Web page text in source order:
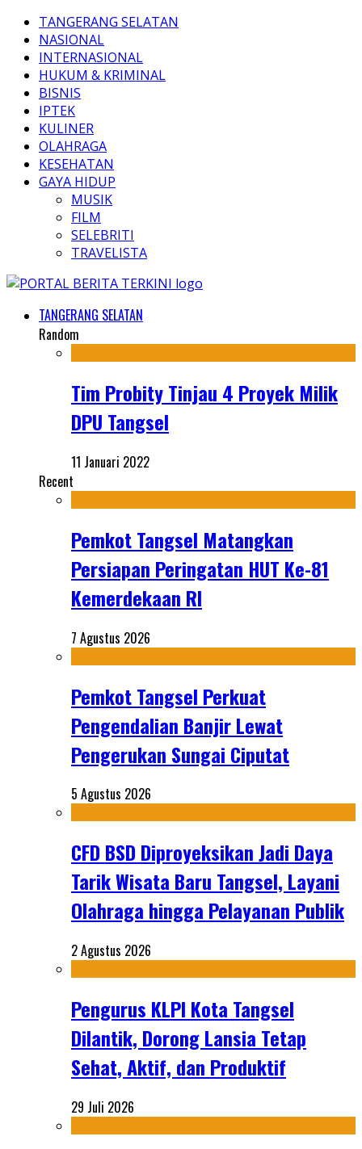
TANGERANG SELATAN
NASIONAL
INTERNASIONAL
HUKUM & KRIMINAL
BISNIS
IPTEK
KULINER
OLAHRAGA
KESEHATAN
GAYA HIDUP
MUSIK
FILM
SELEBRITI
TRAVELISTA
TANGERANG SELATAN
Random
Tim Probity Tinjau 4 Proyek Milik
DPU Tangsel
11 Januari 2022
Recent
Pemkot Tangsel Matangkan
Persiapan Peringatan HUT Ke-81
Kemerdekaan RI
7 Agustus 2026
Pemkot Tangsel Perkuat
Pengendalian Banjir Lewat
Pengerukan Sungai Ciputat
5 Agustus 2026
CFD BSD Diproyeksikan Jadi Daya
Tarik Wisata Baru Tangsel, Layani
Olahraga hingga Pelayanan Publik
2 Agustus 2026
Pengurus KLPI Kota Tangsel
Dilantik, Dorong Lansia Tetap
Sehat, Aktif, dan Produktif
29 Juli 2026